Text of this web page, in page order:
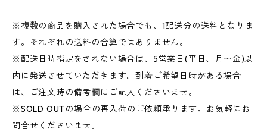
※複数の商品を購入された場合でも、1配送分の送料となりま
す。それぞれの送料の合算ではありません。
※配送日時指定をされない場合は、5営業日(平日、月〜金)以
内に発送させていただきます。到着ご希望日時がある場合
は、ご注文時の備考欄にご記入くださいませ。
※SOLD OUTの場合の再入荷のご依頼承ります。お気軽にお
問合せくださいませ。